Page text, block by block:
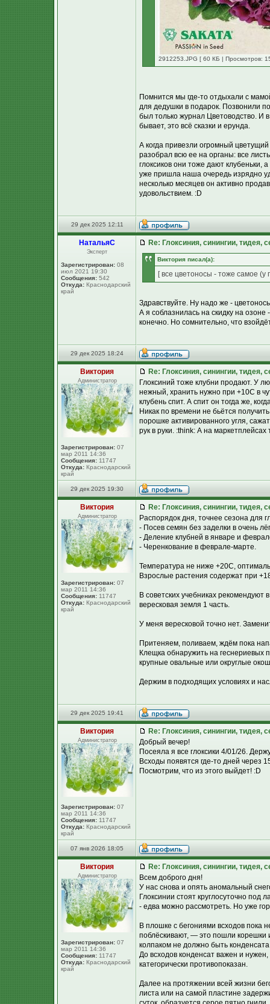
2912253.JPG [ 60 КБ | Просмотров:
Помнится мы где-то отдыхали с
для дедушки в подарок. Позвонили
был только журнал Цветоводство. И
бывает, это всё сказки и ерунда.
А когда привезли огромный
разобрал всю ее на органы: все
глоксиков они тоже дают клубеньки,
уже пришла наша очередь изрядно
несколько месяцев он активно
удовольствием. :D
29 дек 2025 12:11
НатальяС
Эксперт
Зарегистрирован: 08
июл 2021 19:30
Сообщения: 542
Откуда: Краснодарский
край
Re: Глоксиния, синингии, тидея,
Виктория писал(а):
[ все цветоносы - тоже самое (у
Здравствуйте. Ну надо же -
А я соблазнилась на скидку на
конечно. Но сомнительно, что
29 дек 2025 18:24
Виктория
Администратор
Зарегистрирован: 07
мар 2011 14:36
Сообщения: 11747
Откуда: Краснодарский
край
Re: Глоксиния, синингии, тидея,
Глоксиний тоже клубни продают. У
нежный, хранить нужно при +10С в
клубень спит. А спит он тогда же,
Никак по времени не бьётся
порошке активированного угля,
рук в руки. :think: А на
29 дек 2025 19:30
Виктория
Администратор
Зарегистрирован: 07
мар 2011 14:36
Сообщения: 11747
Откуда: Краснодарский
край
Re: Глоксиния, синингии, тидея,
Распорядок дня, точнее сезона для
- Посев семян без заделки в очень
- Деление клубней в январе и
- Черенкование в феврале-марте.
Температура не ниже +20С,
Взрослые растения содержат при
В советских учебниках рекомендуют
вересковая земля 1 часть.
У меня вересковой точно нет.
Притеняем, поливаем, ждём пока
Клещка обнаружить на
крупные овальные или округлые
Держим в подходящих условиях и
29 дек 2025 19:41
Виктория
Администратор
Зарегистрирован: 07
мар 2011 14:36
Сообщения: 11747
Откуда: Краснодарский
край
Re: Глоксиния, синингии, тидея,
Добрый вечер!
Посеяла я все глоксики 4/01/26.
Всходы появятся где-то дней через
Посмотрим, что из этого выйдет! :D
07 янв 2026 18:05
Виктория
Администратор
Зарегистрирован: 07
мар 2011 14:36
Сообщения: 11747
Откуда: Краснодарский
край
Re: Глоксиния, синингии, тидея,
Всем доброго дня!
У нас снова и опять аномальный
Глоксинии стоят круглосуточно
- едва можно рассмотреть. Но уже
В плошке с бегониями всходов пока
поблёскивают, — это пошли корешки
колпаком не должно быть
До всходов конденсат важен и
категорически противопоказан.
Далее на протяжении всей жизни
листа или на самой пластине